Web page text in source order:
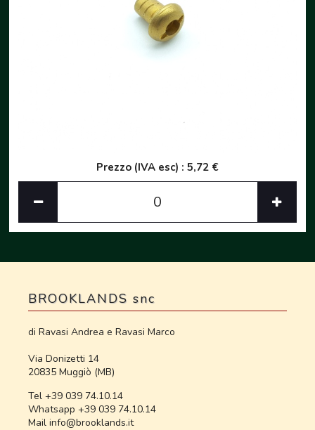
Prezzo (IVA esc) : 5,72 €
BROOKLANDS snc
di Ravasi Andrea e Ravasi Marco
Via Donizetti 14
20835 Muggiò (MB)
Tel +39 039 74.10.14
Whatsapp +39 039 74.10.14
Mail info@brooklands.it